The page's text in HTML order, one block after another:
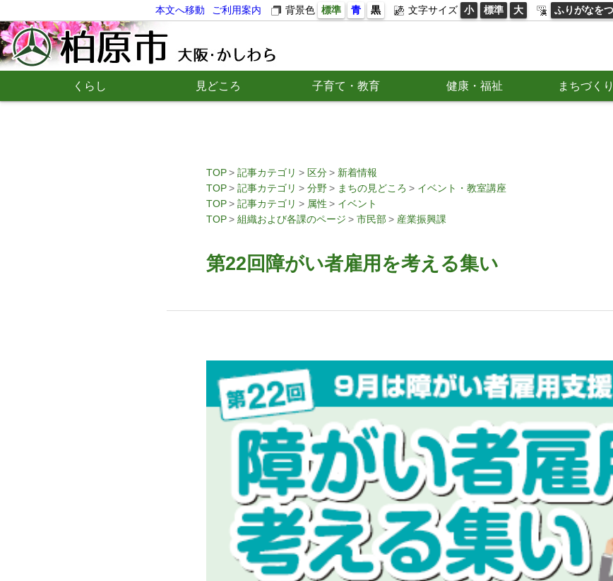
本文へ移動 ご利用案内 背景色 標準 青 黒 文字サイズ 小 標準 大 ふりがなを
くらし 見どころ 子育て・教育 健康・福祉 まちづく
TOP 記事カテゴリ 区分
新着情報
TOP
記事カテゴリ 分野 まちの見どころ
イベント・教室講座
TOP
記事カテゴリ 属性
イベント
TOP
組織および各課のページ 市民部 産業振興課
第22回障がい者雇用を考える集い